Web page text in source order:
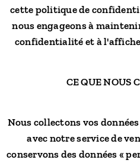
cette politique de
nous engageons à
confidentialité et à
CE QUE NOUS
Nous collectons vos
avec notre service de
conservons des données «